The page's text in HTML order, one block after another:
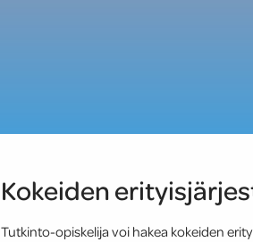
Kokeiden
Tutkinto-opiskelija voi hakea kokeiden